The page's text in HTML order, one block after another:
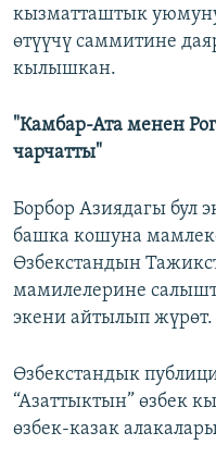
кызматташтык
өтүүчү саммитине
кылышкан.
"Камбар-Ата менен
чарчатты"
Борбор Азиядагы бул
башка кошуна
Өзбекстандын
мамилелерине
экени айтылып жүрөт.
Өзбекстандык
“Азаттыктын” өзбек
өзбек-казак